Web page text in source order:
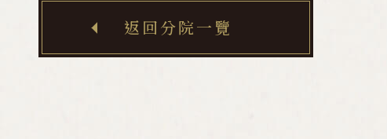
返回分院一覽